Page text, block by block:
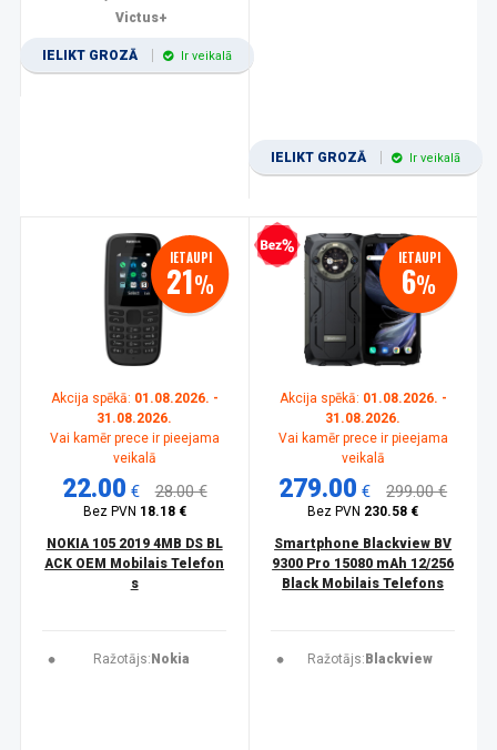
Victus+
IELIKT GROZĀ Ir veikalā
IELIKT GROZĀ Ir veikalā
IETAUPI
21%
Akcija spēkā: 01.08.2026. -
31.08.2026.
Vai kamēr prece ir pieejama
veikalā
22.00 € 28.00 €
Bez PVN 18.18 €
NOKIA 105 2019 4MB DS BL
ACK OEM Mobilais Telefon
s
Ražotājs: Nokia
Bezprocentu kredīts IETAUPI
6%
Akcija spēkā: 01.08.2026. -
31.08.2026.
Vai kamēr prece ir pieejama
veikalā
279.00 € 299.00 €
Bez PVN 230.58 €
Smartphone Blackview BV
9300 Pro 15080 mAh 12/256
Black Mobilais Telefons
Ražotājs: Blackview